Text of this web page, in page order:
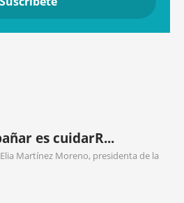
es cuidarR...
Martínez Moreno, presidenta de la